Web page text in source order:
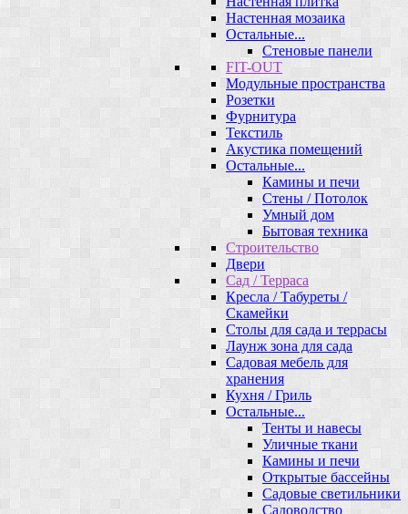
Настенная мозаика
Остальные...
Стеновые панели
FIT-OUT
Модульные пространства
Розетки
Фурнитура
Текстиль
Акустика помещений
Остальные...
Камины и печи
Стены / Потолок
Умный дом
Бытовая техника
Строительство
Двери
Сад / Терраса
Кресла / Табуреты /
Скамейки
Столы для сада и террасы
Лаунж зона для сада
Садовая мебель для
хранения
Кухня / Гриль
Остальные...
Тенты и навесы
Уличные ткани
Камины и печи
Открытые бассейны
Садовые светильники
Садоводство